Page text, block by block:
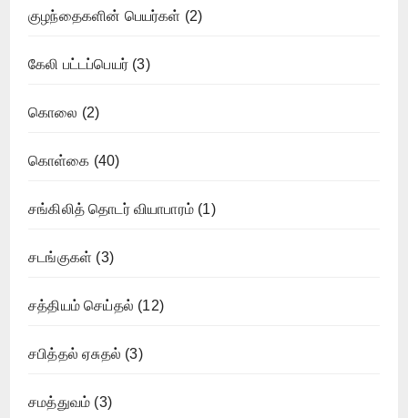
குழந்தைகளின் பெயர்கள் (2)
கேலி பட்டப்பெயர் (3)
கொலை (2)
கொள்கை (40)
சங்கிலித் தொடர் வியாபாரம் (1)
சடங்குகள் (3)
சத்தியம் செய்தல் (12)
சபித்தல் ஏசுதல் (3)
சமத்துவம் (3)